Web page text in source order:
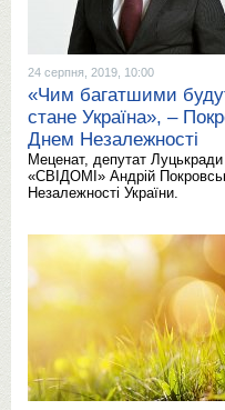
24 серпня, 2019, 10:00
«Чим багатшими
стане Україна», –
Днем Незалежності
Меценат, депутат
«СВІДОМІ» Андрій
Незалежності України.